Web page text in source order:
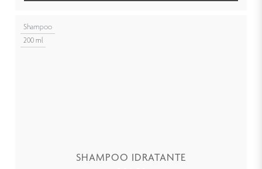
Shampoo
200 ml
SHAMPOO IDRATANTE